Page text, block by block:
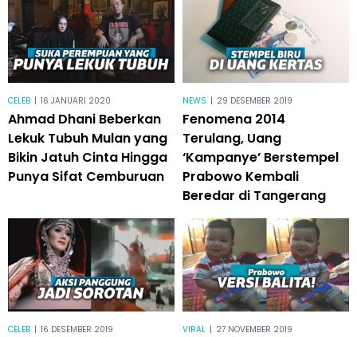
CELEB | 16 JANUARI 2020
Ahmad Dhani Beberkan
Lekuk Tubuh Mulan yang
Bikin Jatuh Cinta Hingga
Punya Sifat Cemburuan
NEWS | 29 DESEMBER 2019
Fenomena 2014
Terulang, Uang
‘Kampanye’ Berstempel
Prabowo Kembali
Beredar di Tangerang
CELEB | 16 DESEMBER 2019 VIRAL | 27 NOVEMBER 2019